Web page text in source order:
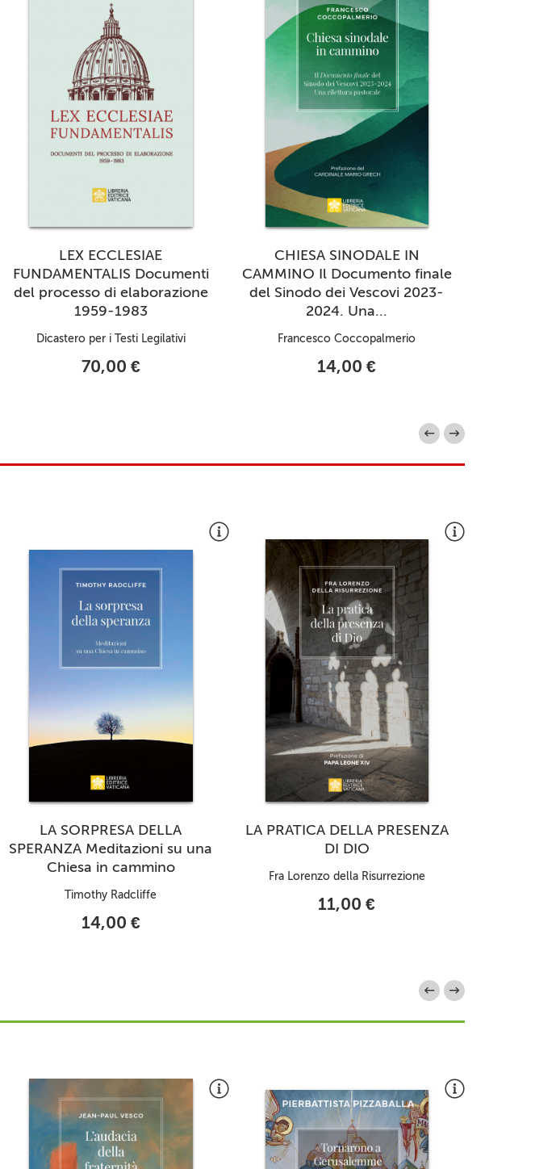
LEX ECCLESIAE
FUNDAMENTALIS Documenti
del processo di elaborazione
1959-1983
Dicastero per i Testi Legilativi
70,00 €
CHIESA SINODALE IN
CAMMINO Il Documento finale
del Sinodo dei Vescovi 2023-
2024. Una...
Francesco Coccopalmerio
14,00 €
LA SORPRESA DELLA
SPERANZA Meditazioni su una
Chiesa in cammino
Timothy Radcliffe
14,00 €
LA PRATICA DELLA PRESENZA
DI DIO
Fra Lorenzo della Risurrezione
11,00 €